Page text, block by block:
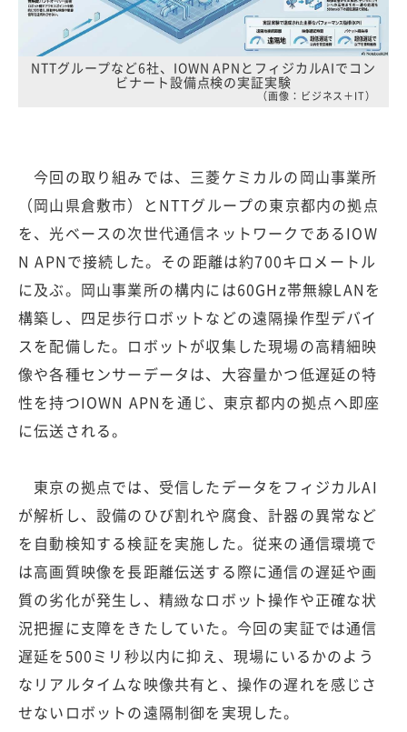
NTTグループなど6社、IOWN APNとフィジカルAIでコン
ビナート設備点検の実証実験
（画像：ビジネス＋IT）
今回の取り組みでは、三菱ケミカルの岡山事業所
（岡山県倉敷市）とNTTグループの東京都内の拠点
を、光ベースの次世代通信ネットワークであるIOW
N APNで接続した。その距離は約700キロメートル
に及ぶ。岡山事業所の構内には60GHz帯無線LANを
構築し、四足歩行ロボットなどの遠隔操作型デバイ
スを配備した。ロボットが収集した現場の高精細映
像や各種センサーデータは、大容量かつ低遅延の特
性を持つIOWN APNを通じ、東京都内の拠点へ即座
に伝送される。
東京の拠点では、受信したデータをフィジカルAI
が解析し、設備のひび割れや腐食、計器の異常など
を自動検知する検証を実施した。従来の通信環境で
は高画質映像を長距離伝送する際に通信の遅延や画
質の劣化が発生し、精緻なロボット操作や正確な状
況把握に支障をきたしていた。今回の実証では通信
遅延を500ミリ秒以内に抑え、現場にいるかのよう
なリアルタイムな映像共有と、操作の遅れを感じさ
せないロボットの遠隔制御を実現した。